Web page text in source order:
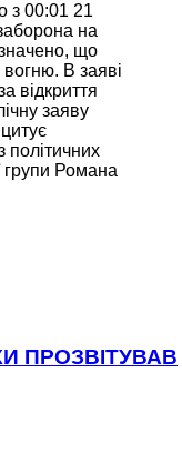
з 00:01 21
на
що
В заяві
відкриття
заяву
політичних
групи Романа
ПРОЗВІТУВАВ